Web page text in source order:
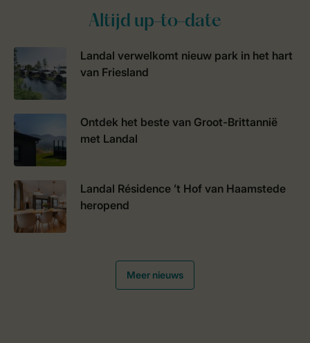
Altijd up-to-date
Landal verwelkomt nieuw park in het hart
van Friesland
Ontdek het beste van Groot-Brittannië
met Landal
Landal Résidence ’t Hof van Haamstede
heropend
Meer nieuws